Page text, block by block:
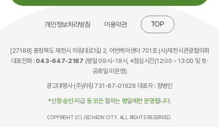
개인정보처리방침 이용약관 TOP
[27188] 충청북도 제천시 의림대로1길 2, 어번케어센터 701호 (사)제천시관광협의회
대표전화 : 043-647-2187 (평일 09시~18시, ※점심시간(12:00 ~ 13:00 및 토·
공휴일 미운영)
광고대행사 (주)위링 731-87-01628 대표자 : 정병민
*신청·승인·지급 등 모든 절차는 평일에만 운영됩니다.
COPYRIGHT (C) JECHEON CITY. ALL RIGHTS RESERVED.